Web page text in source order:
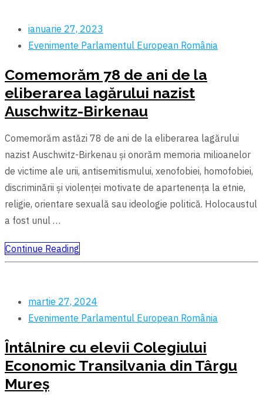
ianuarie 27, 2023
Evenimente Parlamentul European România
Comemorăm 78 de ani de la
eliberarea lagărului nazist
Auschwitz-Birkenau
Comemorăm astăzi 78 de ani de la eliberarea lagărului
nazist Auschwitz-Birkenau și onorăm memoria milioanelor
de victime ale urii, antisemitismului, xenofobiei, homofobiei,
discriminării și violenței motivate de apartenența la etnie,
religie, orientare sexuală sau ideologie politică. Holocaustul
a fost unul …
Continue Reading
martie 27, 2024
Evenimente Parlamentul European România
Întâlnire cu elevii Colegiului
Economic Transilvania din Târgu
Mureș